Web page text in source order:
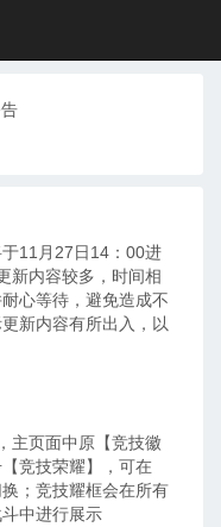
11月27日14：00进
新内容较多，时间相
心等待，避免造成不
新内容有所出入，以
主页面中原【竞技徽
竞技荣耀】，可在
；竞技耀框会在所有
中进行展示